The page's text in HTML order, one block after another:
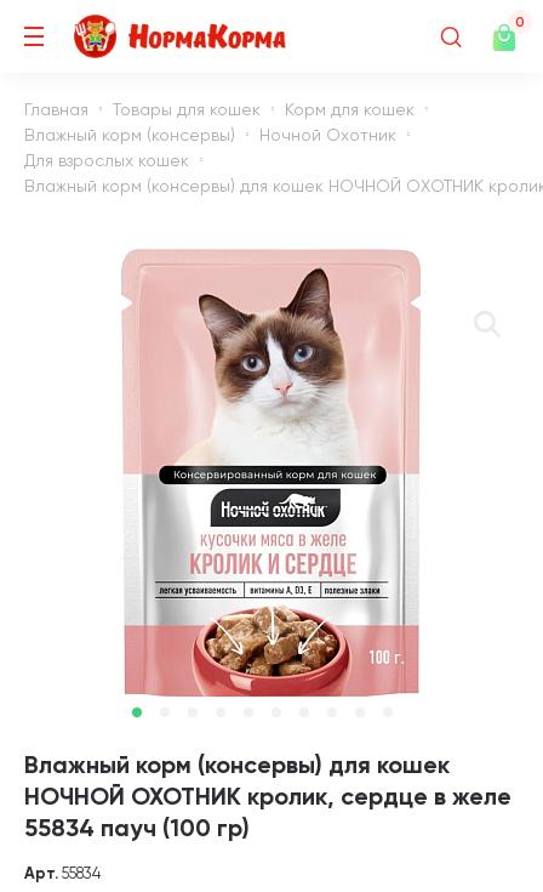
0
Главная Товары для кошек
Корм для кошек
Влажный корм (консервы)
Ночной Охотник
Для взрослых кошек
Влажный корм (консервы) для кошек НОЧНОЙ ОХОТНИК
Влажный корм (консервы) для кошек
НОЧНОЙ ОХОТНИК кролик, сердце в желе
55834 пауч (100 гр)
Арт. 55834